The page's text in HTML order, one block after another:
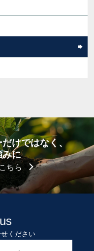
けではなく、
みに
ちら
ください